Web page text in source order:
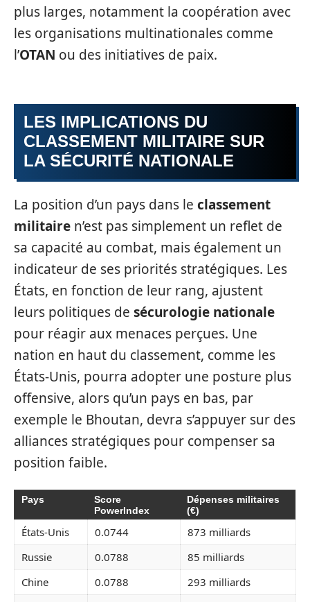
plus larges, notamment la coopération avec
les organisations multinationales comme
l’OTAN ou des initiatives de paix.
LES IMPLICATIONS DU
CLASSEMENT MILITAIRE SUR
LA SÉCURITÉ NATIONALE
La position d’un pays dans le classement
militaire n’est pas simplement un reflet de
sa capacité au combat, mais également un
indicateur de ses priorités stratégiques. Les
États, en fonction de leur rang, ajustent
leurs politiques de sécurologie nationale
pour réagir aux menaces perçues. Une
nation en haut du classement, comme les
États-Unis, pourra adopter une posture plus
offensive, alors qu’un pays en bas, par
exemple le Bhoutan, devra s’appuyer sur des
alliances stratégiques pour compenser sa
position faible.
Pays
Score
PowerIndex
Dépenses militaires
(€)
États-Unis 0.0744
873 milliards
Russie
0.0788
85 milliards
Chine
0.0788
293 milliards